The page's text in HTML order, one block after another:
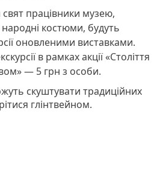
працівники музею,
костюми, будуть
оновленими виставками.
в рамках акції «Століття
— 5 грн з особи.
скуштувати традиційних
глінтвейном.